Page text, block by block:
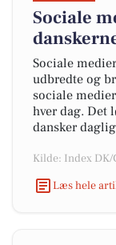
Sociale
Sociale
udbredte og
sociale
hver dag. Det
dansker
Kilde: Index
Læs hele